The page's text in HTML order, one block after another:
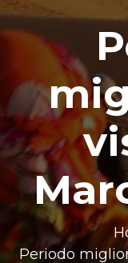
Periodo